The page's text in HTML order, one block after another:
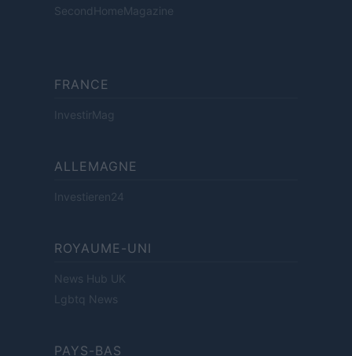
SecondHomeMagazine
FRANCE
InvestirMag
ALLEMAGNE
Investieren24
ROYAUME-UNI
News Hub UK
Lgbtq News
PAYS-BAS